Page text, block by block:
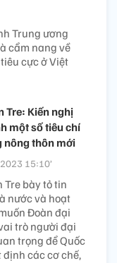
Trung ương
cẩm nang về
cực ở Việt
Tre: Kiến nghị
một số tiêu chí
nông thôn mới
15:10’
Tre bày tỏ tin
nước và hoạt
Đoàn đại
trò người đại
trọng để Quốc
các cơ chế,